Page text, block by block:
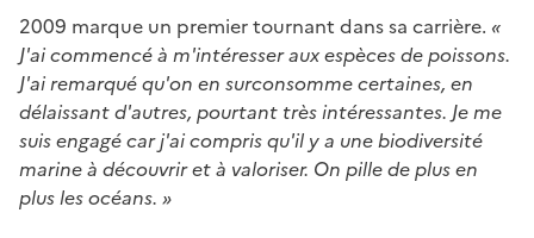
2009 marque un premier tournant dans sa carrière. «
J'ai commencé à m'intéresser aux espèces de poissons.
J'ai remarqué qu'on en surconsomme certaines, en
délaissant d'autres, pourtant très intéressantes. Je me
suis engagé car j'ai compris qu'il y a une biodiversité
marine à découvrir et à valoriser. On pille de plus en
plus les océans. »